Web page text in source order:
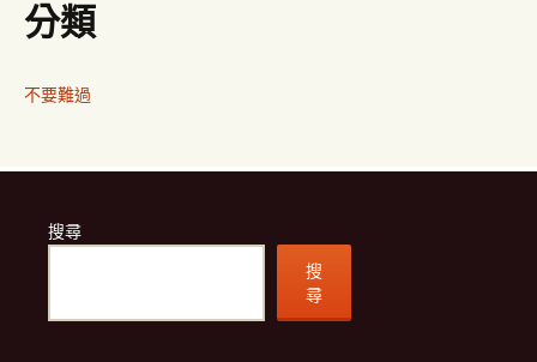
分類
不要難過
搜尋
搜
尋